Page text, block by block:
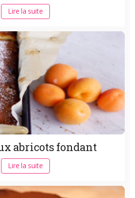
Lire la suite
abricots fondant
Lire la suite